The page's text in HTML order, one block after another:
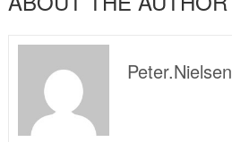
Peter.nielsen